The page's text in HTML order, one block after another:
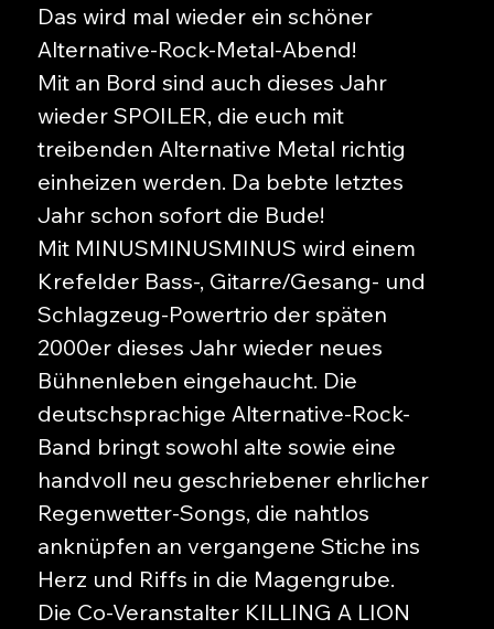
Das wird mal wieder ein schöner
Alternative-Rock-Metal-Abend!
Mit an Bord sind auch dieses Jahr
wieder SPOILER, die euch mit
treibenden Alternative Metal richtig
einheizen werden. Da bebte letztes
Jahr schon sofort die Bude!
Mit MINUSMINUSMINUS wird einem
Krefelder Bass-, Gitarre/Gesang- und
Schlagzeug-Powertrio der späten
2000er dieses Jahr wieder neues
Bühnenleben eingehaucht. Die
deutschsprachige Alternative-Rock-
Band bringt sowohl alte sowie eine
handvoll neu geschriebener ehrlicher
Regenwetter-Songs, die nahtlos
anknüpfen an vergangene Stiche ins
Herz und Riffs in die Magengrube.
Die Co-Veranstalter KILLING A LION